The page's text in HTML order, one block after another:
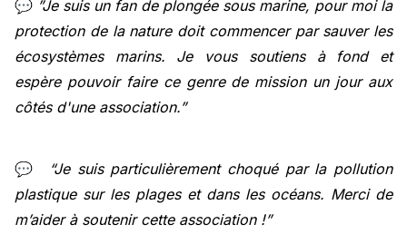
💬 ”Je suis un fan de plongée sous marine, pour moi la
protection de la nature doit commencer par sauver les
écosystèmes marins. Je vous soutiens à fond et
espère pouvoir faire ce genre de mission un jour aux
côtés d'une association.”
💬
“Je suis particulièrement choqué par la pollution
plastique sur les plages et dans les océans. Merci de
m’aider à soutenir cette association !”